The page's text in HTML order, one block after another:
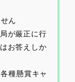
ん
が厳正に行
お答えしか
種懸賞キャ